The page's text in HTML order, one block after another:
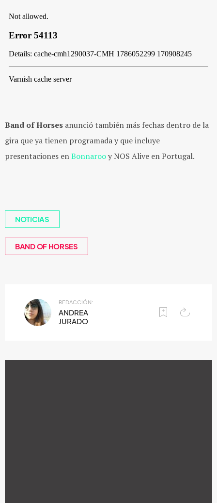
Band of Horses anunció también más fechas dentro de la
gira que ya tienen programada y que incluye
presentaciones enBonnarooy NOS Alive en Portugal.
NOTICIAS
BAND OF HORSES
REDACCIÓN:
ANDREA
JURADO